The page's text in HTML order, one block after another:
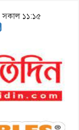
সকাল ১১:১৫